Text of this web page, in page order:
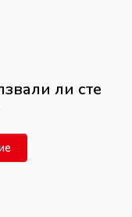
ли сте